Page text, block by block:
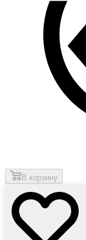
В корзину